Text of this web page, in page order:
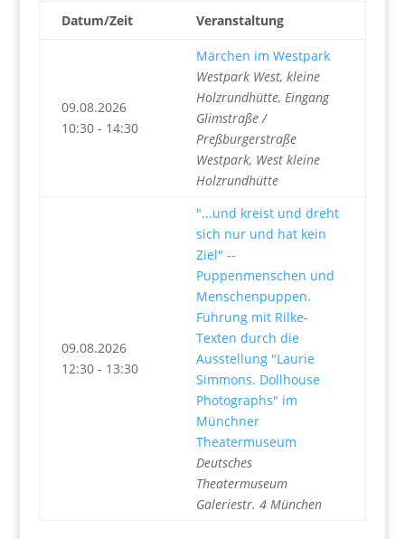
Datum/Zeit Veranstaltung
09.08.2026
10:30 - 14:30
Märchen im Westpark
Westpark West, kleine
Holzrundhütte, Eingang
Glimstraße /
Preßburgerstraße
Westpark, West kleine
Holzrundhütte
09.08.2026
12:30 - 13:30
"...und kreist und dreht
sich nur und hat kein
Ziel" --
Puppenmenschen und
Menschenpuppen.
Führung mit Rilke-
Texten durch die
Ausstellung "Laurie
Simmons. Dollhouse
Photographs" im
Münchner
Theatermuseum
Deutsches
Theatermuseum
Galeriestr. 4 München